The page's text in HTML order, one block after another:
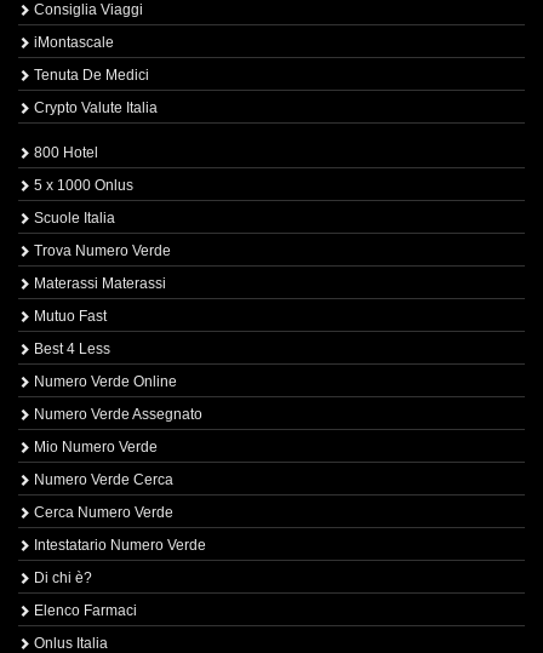
Consiglia Viaggi
iMontascale
Tenuta De Medici
Crypto Valute Italia
800 Hotel
5 x 1000 Onlus
Scuole Italia
Trova Numero Verde
Materassi Materassi
Mutuo Fast
Best 4 Less
Numero Verde Online
Numero Verde Assegnato
Mio Numero Verde
Numero Verde Cerca
Cerca Numero Verde
Intestatario Numero Verde
Di chi è?
Elenco Farmaci
Onlus Italia